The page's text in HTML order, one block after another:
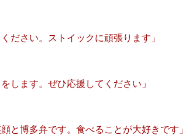
ださい。ストイックに頑張ります」
します。ぜひ応援してください」
と博多弁です。食べることが大好きです」